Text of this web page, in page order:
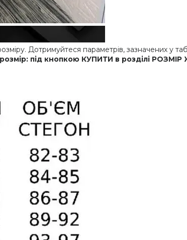
Дотримуйтеся параметрів, зазначених у
під кнопкою КУПИТИ в розділі